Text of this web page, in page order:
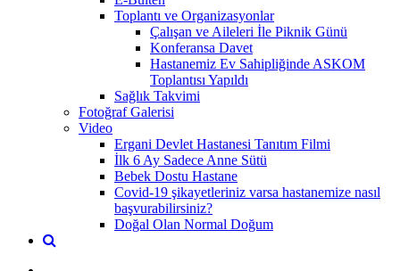
Toplantı ve Organizasyonlar
Çalışan ve Aileleri İle Piknik Günü
Konferansa Davet
Hastanemiz Ev Sahipliğinde ASKOM
Toplantısı Yapıldı
Sağlık Takvimi
Fotoğraf Galerisi
Video
Ergani Devlet Hastanesi Tanıtım Filmi
İlk 6 Ay Sadece Anne Sütü
Bebek Dostu Hastane
Covid-19 şikayetleriniz varsa hastanemize nasıl
başvurabilirsiniz?
Doğal Olan Normal Doğum